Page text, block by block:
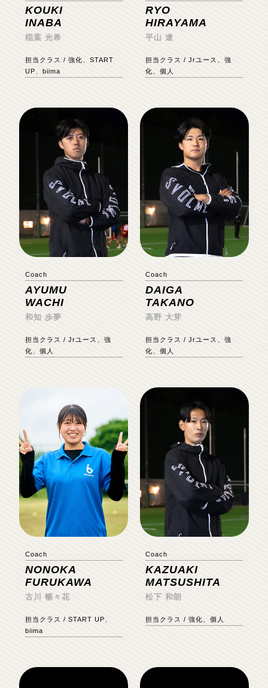
KOUKI
INABA
稲葉 光希
担当クラス / 強化、START
UP、biima
RYO
HIRAYAMA
平山 遼
担当クラス / Jrユース、強
化、個人
Coach
AYUMU
WACHI
和知 歩夢
担当クラス / Jrユース、強
化、個人
Coach
DAIGA
TAKANO
高野 大芽
担当クラス / Jrユース、強
化、個人
Coach
NONOKA
FURUKAWA
古川 暢々花
担当クラス / START UP、
biima
Coach
KAZUAKI
MATSUSHITA
松下 和朗
担当クラス / 強化、個人